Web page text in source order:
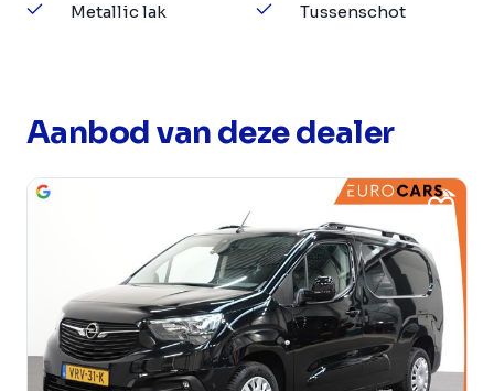
Metallic lak Tussenschot
Aanbod van deze dealer